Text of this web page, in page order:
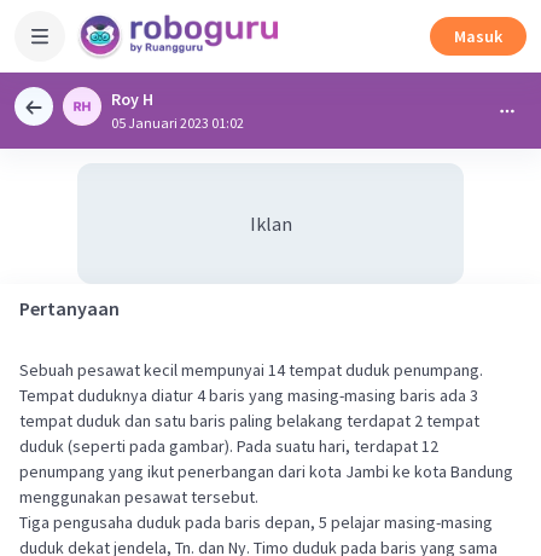
Masuk
Roy H
05 Januari 2023 01:02
Iklan
Pertanyaan
Sebuah pesawat kecil mempunyai 14 tempat duduk penumpang.
Tempat duduknya diatur 4 baris yang masing-masing baris ada 3
tempat duduk dan satu baris paling belakang terdapat 2 tempat
duduk (seperti pada gambar). Pada suatu hari, terdapat 12
penumpang yang ikut penerbangan dari kota Jambi ke kota Bandung
menggunakan pesawat tersebut.
Tiga pengusaha duduk pada baris depan, 5 pelajar masing-masing
duduk dekat jendela, Tn. dan Ny. Timo duduk pada baris yang sama